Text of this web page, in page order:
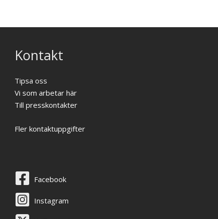
Kontakt
Tipsa oss
Vi som arbetar här
Till presskontakter
Fler kontaktuppgifter
Facebook
Instagram